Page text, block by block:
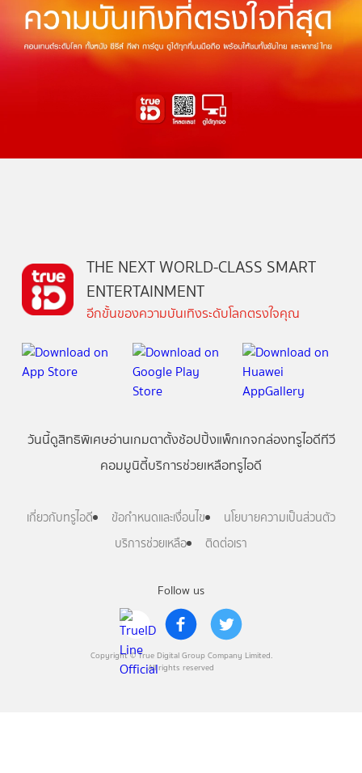
Follow us
Copyright © True Digital Group Company Limited.
All rights reserved
THE NEXT WORLD-CLASS SMART
ENTERTAINMENT
อีกขั้นของความบันเทิงระดับโลกตรงใจคุณ
วันนี้ดูสิทธิพิเศษอ่านเกมตาตั้งช้อปปิ้งแพ็กเกจกล่องทรูไอดีทีวี
คอมมูนิตี้บริการช่วยเหลือทรูไอดี
เกี่ยวกับทรูไอดี ข้อกำหนดและเงื่อนไข
นโยบายความเป็นส่วนตัว
บริการช่วยเหลือ
ติดต่อเรา